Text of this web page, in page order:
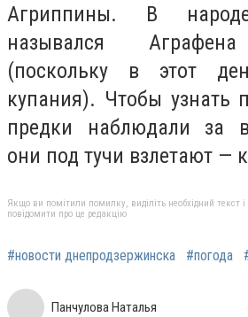
Агриппины. В
назывался
(поскольку в этот
купания). Чтобы узнать
предки наблюдали за
они под тучи взлетают —
Якщо ви помітили помилку, виділіть необхідний текст
повідомити про це редакцію
#новости днепродзержинска #погода
Панчулова Наталья